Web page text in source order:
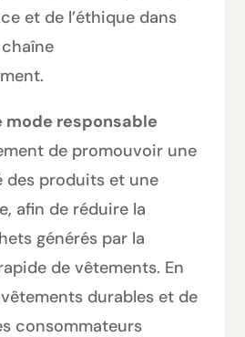
et de l’éthique dans
chaîne
mode responsable
de promouvoir une
des produits et une
afin de réduire la
générés par la
de vêtements. En
durables et de
consommateurs